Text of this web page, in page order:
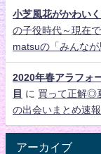
小芝風花がかわい
の子役時代～現在
matsuの「みんなが
2020年春アラフォ
目 に 買って正解◎
の出会いまとめ速報
アーカイブ